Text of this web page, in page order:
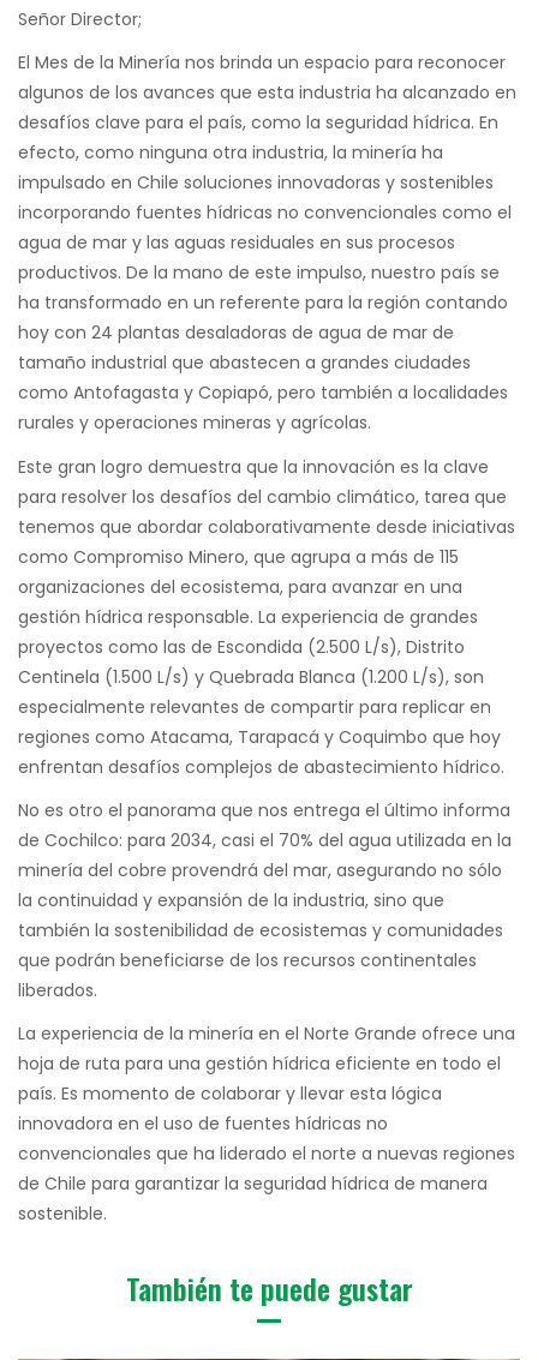
Señor Director;
El Mes de la Minería nos brinda un espacio para reconocer
algunos de los avances que esta industria ha alcanzado en
desafíos clave para el país, como la seguridad hídrica. En
efecto, como ninguna otra industria, la minería ha
impulsado en Chile soluciones innovadoras y sostenibles
incorporando fuentes hídricas no convencionales como el
agua de mar y las aguas residuales en sus procesos
productivos. De la mano de este impulso, nuestro país se
ha transformado en un referente para la región contando
hoy con 24 plantas desaladoras de agua de mar de
tamaño industrial que abastecen a grandes ciudades
como Antofagasta y Copiapó, pero también a localidades
rurales y operaciones mineras y agrícolas.
Este gran logro demuestra que la innovación es la clave
para resolver los desafíos del cambio climático, tarea que
tenemos que abordar colaborativamente desde iniciativas
como Compromiso Minero, que agrupa a más de 115
organizaciones del ecosistema, para avanzar en una
gestión hídrica responsable. La experiencia de grandes
proyectos como las de Escondida (2.500 L/s), Distrito
Centinela (1.500 L/s) y Quebrada Blanca (1.200 L/s), son
especialmente relevantes de compartir para replicar en
regiones como Atacama, Tarapacá y Coquimbo que hoy
enfrentan desafíos complejos de abastecimiento hídrico.
No es otro el panorama que nos entrega el último informa
de Cochilco: para 2034, casi el 70% del agua utilizada en la
minería del cobre provendrá del mar, asegurando no sólo
la continuidad y expansión de la industria, sino que
también la sostenibilidad de ecosistemas y comunidades
que podrán beneficiarse de los recursos continentales
liberados.
La experiencia de la minería en el Norte Grande ofrece una
hoja de ruta para una gestión hídrica eficiente en todo el
país. Es momento de colaborar y llevar esta lógica
innovadora en el uso de fuentes hídricas no
convencionales que ha liderado el norte a nuevas regiones
de Chile para garantizar la seguridad hídrica de manera
sostenible.
También te puede gustar